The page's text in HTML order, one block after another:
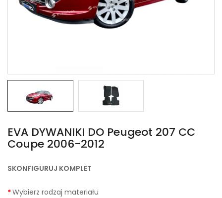
EVA DYWANIKІ DO Peugeot 207 CC
Coupe 2006-2012
SKONFIGURUJ KOMPLET
Wybierz rodzaj materiału